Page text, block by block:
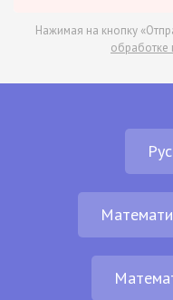
Нажимая на кнопку
обработке